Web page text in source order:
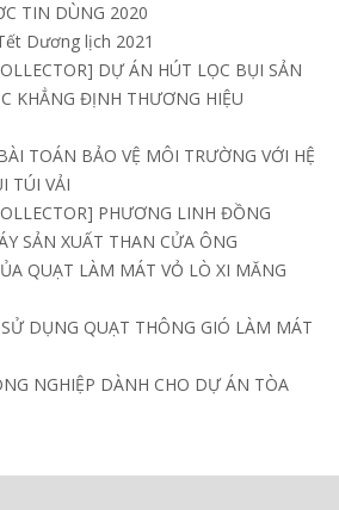
nồi hơi công nghiệp và cách phân
mục đích sử dụng chuẩn nhất
2025
TIN DÙNG 2020
Dương lịch 2021
DỰ ÁN HÚT LỌC BỤI SẢN
KHẲNG ĐỊNH THƯƠNG HIỆU
TOÁN BẢO VỆ MÔI TRƯỜNG VỚI HỆ
TÚI VẢI
PHƯƠNG LINH ĐỒNG
SẢN XUẤT THAN CỬA ÔNG
QUẠT LÀM MÁT VỎ LÒ XI MĂNG
DỤNG QUẠT THÔNG GIÓ LÀM MÁT
NGHIỆP DÀNH CHO DỰ ÁN TÒA